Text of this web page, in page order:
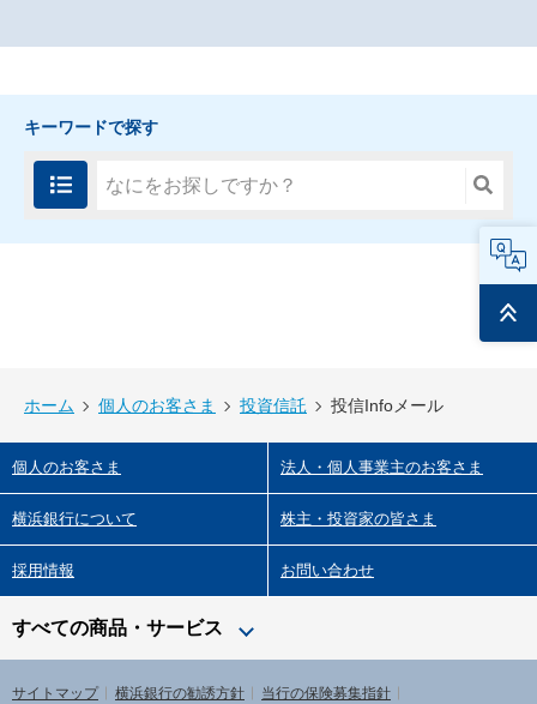
キーワードで探す
トップ
ホーム 個人のお客さま 投資信託 投信Infoメール
個人のお客さま 法人・個人事業主のお客さま
横浜銀行について 株主・投資家の皆さま
採用情報 お問い合わせ
すべての商品・サービス
サイトマップ 横浜銀行の勧誘方針 当行の保険募集指針